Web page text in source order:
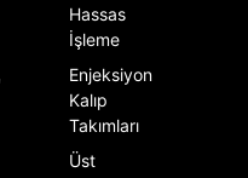
Hassas
İşleme
Enjeksiyon
Kalıp
Takımları
Üst